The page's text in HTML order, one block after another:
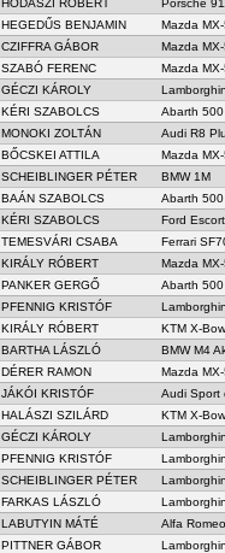
HODÁSZI RÓBERT
Porsche
HEGEDŰS BENJAMIN
Mazda
CZIFFRA GÁBOR
Mazda
SZABÓ FERENC
Mazda
GÉCZI KÁROLY
KÉRI SZABOLCS
Abarth
MONOKI ZOLTÁN
Audi R8
BŐCSKEI ATTILA
Mazda
SCHEIBLINGER PÉTER
BMW 1M
BAÁN SZABOLCS
Abarth
KÉRI SZABOLCS
Ford
TEMESVÁRI CSABA
Ferrari
KIRÁLY RÓBERT
Mazda
PANKER GERGŐ
Abarth
PFENNIG KRISTÓF
KIRÁLY RÓBERT
KTM X-
BARTHA LÁSZLÓ
BMW M4
DÉRER RAMON
Mazda
JÁKÓI KRISTÓF
Audi Sport
HALÁSZI SZILÁRD
KTM X-
GÉCZI KÁROLY
PFENNIG KRISTÓF
SCHEIBLINGER PÉTER
FARKAS LÁSZLÓ
LABUTYIN MÁTÉ
Alfa
PITTNER GÁBOR